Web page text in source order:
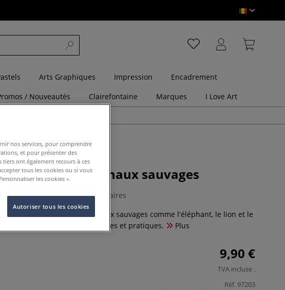
Arts Graphiques Impression
Encadrement
/ Nouveautés Clairefontaine Marques I Love Art
dessine des animaux sauvages
0 Commentaires
à dessiner des animaux sauvages comme l'éléphant, le lion et le
crocodile avec des conseils simples et pratiques.
Plus
9,90 €
TVA incluse .
Réf. 97203
nos services, pour comprendre
et pour présenter des
tiers ont également recours à ces
tous les cookies ou si vous
les cookies ».
Autoriser tous les cookies